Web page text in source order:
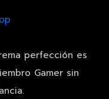
perfección es
Gamer sin